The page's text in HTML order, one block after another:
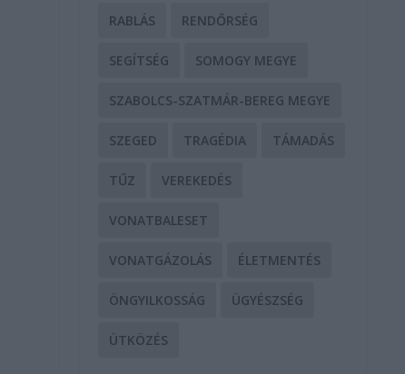
RABLÁS RENDŐRSÉG
SEGÍTSÉG SOMOGY MEGYE
SZABOLCS-SZATMÁR-BEREG MEGYE
SZEGED TRAGÉDIA TÁMADÁS
TŰZ VEREKEDÉS
VONATBALESET
VONATGÁZOLÁS ÉLETMENTÉS
ÖNGYILKOSSÁG ÜGYÉSZSÉG
ÜTKÖZÉS